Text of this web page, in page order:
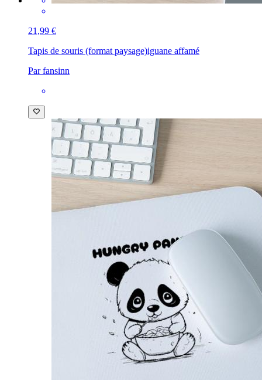
21,99 €
Tapis de souris (format paysage)iguane affamé
Par fansinn